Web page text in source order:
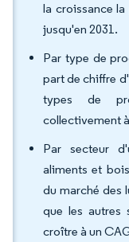
la croissance
jusqu'en 2031.
Par type de
part de chiffre
types de
collectivement
Par secteur
aliments et
du marché des
que les autres
croître à un